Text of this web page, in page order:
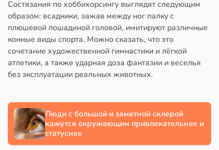
Состязания по хоббихорсингу выглядят следующим
образом: всадники, зажав между ног палку с
плюшевой лошадиной головой, имитируют различные
конные виды спорта. Можно сказать, что это
сочетание художественной гимнастики и лёгкой
атлетики, а также ударная доза фантазии и веселья
без эксплуатации реальных животных.
Люди с большой и заметной склерой
кажутся окружающим привлекательнее и
статуснее